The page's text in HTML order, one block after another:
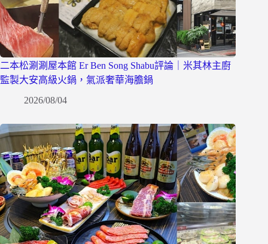
二本松涮涮屋本館 Er Ben Song Shabu評論｜米其林主廚
監製大安高級火鍋，氣派奢華海膽鍋
2026/08/04